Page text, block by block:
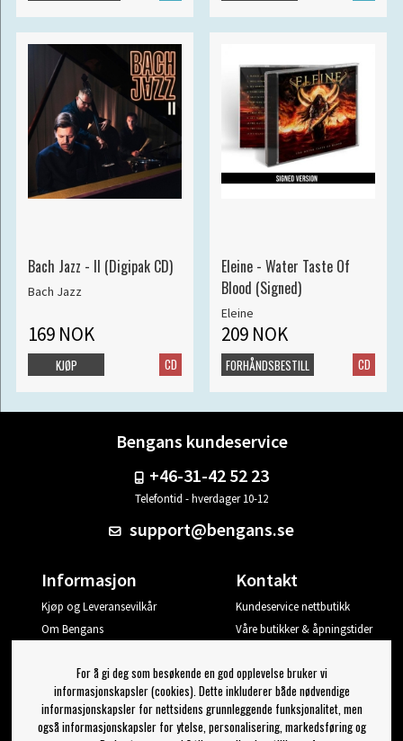
Bach Jazz - II (Digipak CD)
Bach Jazz
169 NOK
CD
KJØP
Eleine - Water Taste Of
Blood (Signed)
Eleine
209 NOK
CD
FORHÅNDSBESTILL
Bengans kundeservice
+46-31-42 52 23
Telefontid - hverdager 10-12
support@bengans.se
Informasjon
Kjøp og Leveransevilkår
Om Bengans
Kontakt
Kundeservice nettbutikk
Våre butikker & åpningstider
Logg ut
Jeg vil ha tips fra Bengans
For å gi deg som besøkende en god opplevelse bruker vi
informasjonskapsler (cookies). Dette inkluderer både nødvendige
informasjonskapsler for nettsidens grunnleggende funksjonalitet, men
også informasjonskapsler for ytelse, personalisering, markedsføring og